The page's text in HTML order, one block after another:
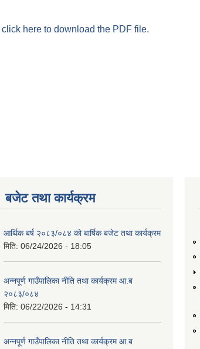
click here to download the PDF file.
बजेट तथा कार्यक्रम
आर्थिक बर्ष २०८३/०८४ को बार्षिक बजेट तथा कार्यक्रम
मिति: 06/24/2026 - 18:05
अन्नपूर्ण गाउँपालिका नीति तथा कार्यक्रम आ.ब
२०८३/०८४
मिति: 06/22/2026 - 14:31
अन्नपूर्ण गाउँपालिका नीति तथा कार्यक्रम आ.ब